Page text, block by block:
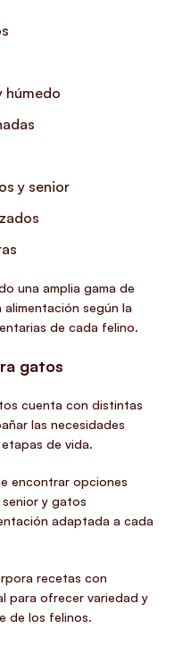
húmedo
y senior
una amplia gama de
según la
de cada felino.
gatos
cuenta con distintas
las necesidades
de vida.
encontrar opciones
y gatos
adaptada a cada
recetas con
para ofrecer variedad y
de los felinos.